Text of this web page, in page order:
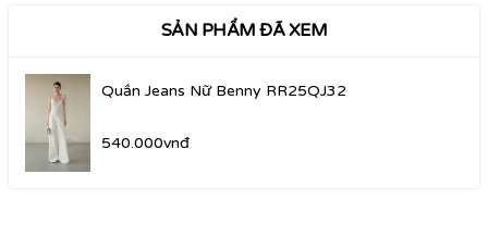
SẢN PHẨM ĐÃ XEM
Quần Jeans Nữ Benny RR25QJ32
540.000vnđ